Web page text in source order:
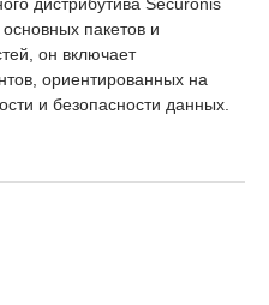
пакетов и
он включает
ориентированных на
и безопасности данных.